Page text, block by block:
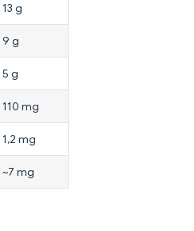
13 g
9 g
5 g
110 mg
1,2 mg
~7 mg